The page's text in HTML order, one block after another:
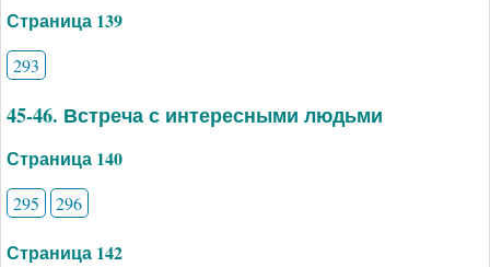
Страница 139
293
45-46. Встреча с интересными людьми
Страница 140
295 296
Страница 142